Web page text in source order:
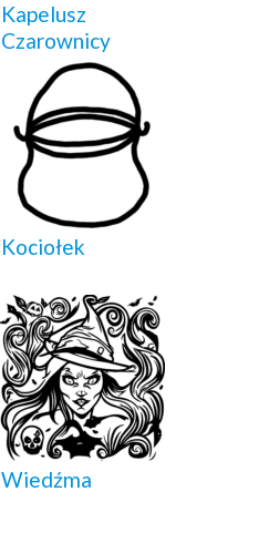
Kapelusz
Czarownicy
Kociołek
Wiedźma